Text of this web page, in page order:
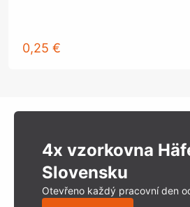
0,25 €
4x vzorkovna
Slovensku
Otevřeno každý pracovní den